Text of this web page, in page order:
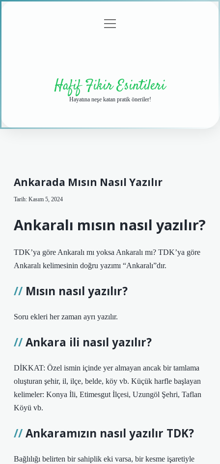
menüyü
Hafif Fikir Esintileri
Hayatına neşe katan pratik öneriler!
Ankarada Mısın Nasıl Yazılır
Tarih: Kasım 5, 2024
Ankaralı mısın nasıl yazılır?
TDK’ya göre Ankaralı mı yoksa Ankaralı mı? TDK’ya göre
Ankaralı kelimesinin doğru yazımı “Ankaralı”dır.
Mısın nasıl yazılır?
Soru ekleri her zaman ayrı yazılır.
Ankara ili nasıl yazılır?
DİKKAT: Özel ismin içinde yer almayan ancak bir tamlama
oluşturan şehir, il, ilçe, belde, köy vb. Küçük harfle başlayan
kelimeler: Konya İli, Etimesgut İlçesi, Uzungöl Şehri, Taflan
Köyü vb.
Ankaramızın nasıl yazılır TDK?
Bağlılığı belirten bir sahiplik eki varsa, bir kesme işaretiyle